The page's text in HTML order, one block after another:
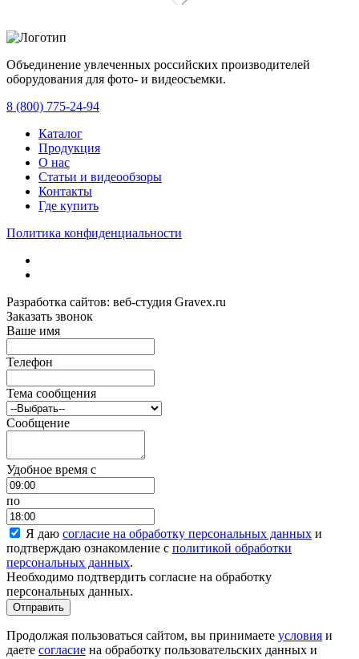
Объединение увлеченных российских производителей
оборудования для фото- и видеосъемки.
8 (800) 775-24-94
Каталог
Продукция
О нас
Статьи и видеообзоры
Контакты
Где купить
Политика конфиденциальности
Разработка сайтов: веб-студия Gravex.ru
Заказать звонок
Ваше имя
Телефон
Тема сообщения
Сообщение
Удобное время c
по
Я даю согласие на обработку персональных данных и
подтверждаю ознакомление с политикой обработки
персональных данных.
Необходимо подтвердить согласие на обработку
персональных данных.
Отправить
Продолжая пользоваться сайтом, вы принимаете условия и
даете согласие на обработку пользовательских данных и